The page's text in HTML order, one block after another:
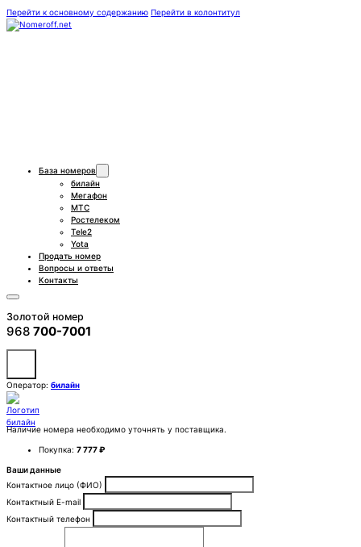
Перейти к основному содержанию Перейти в колонтитул
База номеров
билайн
Мегафон
МТС
Ростелеком
Tele2
Yota
Продать номер
Вопросы и ответы
Контакты
Золотой номер
968 700-7001
Оператор: билайн
Наличие номера необходимо уточнять у поставщика.
Покупка: 7 777 ₽
Ваши данные
Контактное лицо (ФИО)
Контактный E-mail
Контактный телефон